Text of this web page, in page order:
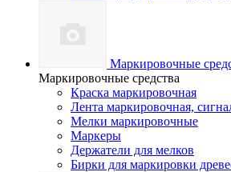
Маркировочные
Маркировочные средства
Краска маркировочная
Лента маркировочная,
Мелки маркировочные
Маркеры
Держатели для мелков
Бирки для маркировки